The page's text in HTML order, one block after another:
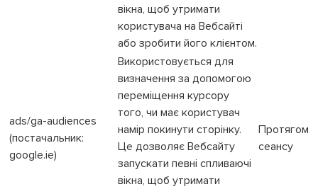
вікна, щоб утримати
користувача на Вебсайті
або зробити його клієнтом.
ads/ga-audiences
(постачальник:
google.ie)
Використовується для
визначення за допомогою
переміщення курсору
того, чи має користувач
намір покинути сторінку.
Це дозволяє Вебсайту
запускати певні спливаючі
вікна, щоб утримати
Протягом
сеансу